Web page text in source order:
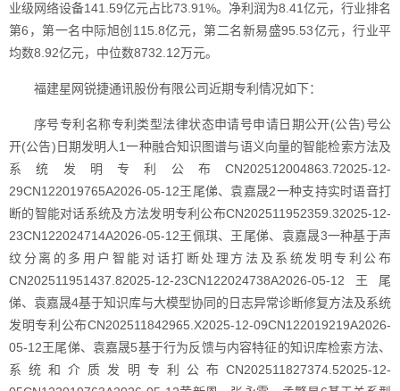
业级网络设备141.59亿元占比73.91%。净利润为8.41亿元，行业排名
第6，第一名中际旭创115.8亿元，第二名新易盛95.53亿元，行业平
均数8.92亿元，中位数8732.12万元。
福建星网锐捷通讯股份有限公司近期专利情况如下：
序号专利名称专利类型法律状态申请号申请日期公开(公告)号公
开(公告)日期发明人1一种融合知识图谱与语义向量的智能检索方法及
系统发明专利公布CN202512004863.72025-12-
29CN122019765A2026-05-12王尾俤、袁嘉晟2一种支持实时语音打
断的智能对话系统及方法发明专利公布CN202511952359.32025-12-
23CN122024714A2026-05-12王佩琪、王尾俤、袁嘉晟3一种基于声
纹分离的多用户智能对话打断处理方法及系统发明专利公布
CN202511951437.82025-12-23CN122024738A2026-05-12王尾
俤、袁嘉晟4基于知识库与大模型协同的日志异常诊断修复方法及系统
发明专利公布CN202511842965.X2025-12-09CN122019219A2026-
05-12王尾俤、袁嘉晟5基于行为反馈与内容特征的知识库检索方法、
系统和介质发明专利公布CN202511827374.52025-12-